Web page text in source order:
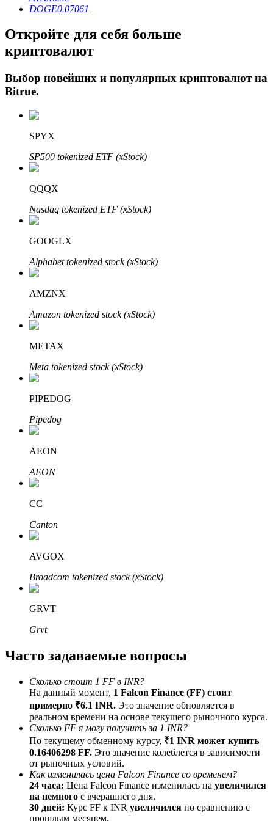
Авто Инвест
Получите долгосрочную прибыль и гибкие проценты
Изучите стейкинг
Узнайте о пассивном доходе
Bitrue
AI
Партнеры Bitrue
До 65% комиссии!
Реферал
Пригласите друга, чтобы получить денежные
вознаграждения
BTC Welcome Rewards
DOGE0.07061
Откройте для себя больше
криптовалют
Выбор новейших и популярных криптовалют на
Bitrue.
SPYX
SP500 tokenized ETF (xStock)
QQQX
Nasdaq tokenized ETF (xStock)
GOOGLX
Alphabet tokenized stock (xStock)
AMZNX
Amazon tokenized stock (xStock)
METAX
Meta tokenized stock (xStock)
PIPEDOG
Pipedog
AEON
AEON
CC
Canton
AVGOX
Broadcom tokenized stock (xStock)
GRVT
Grvt
Часто задаваемые вопросы
Сколько стоит 1 FF в INR?
На данный момент, 1 Falcon Finance (FF) стоит
примерно ₹6.1 INR. Это значение обновляется в
реальном времени на основе текущего рыночного курса.
Сколько FF я могу получить за 1 INR?
По текущему обменному курсу, ₹1 INR может купить
0.16406298 FF. Это значение колеблется в зависимости
от рыночных условий.
Как изменилась цена Falcon Finance со временем?
24 часа: Цена Falcon Finance изменилась на увеличился
на немного с вчерашнего дня.
30 дней: Курс FF к INR увеличился по сравнению с
прошлым месяцем.